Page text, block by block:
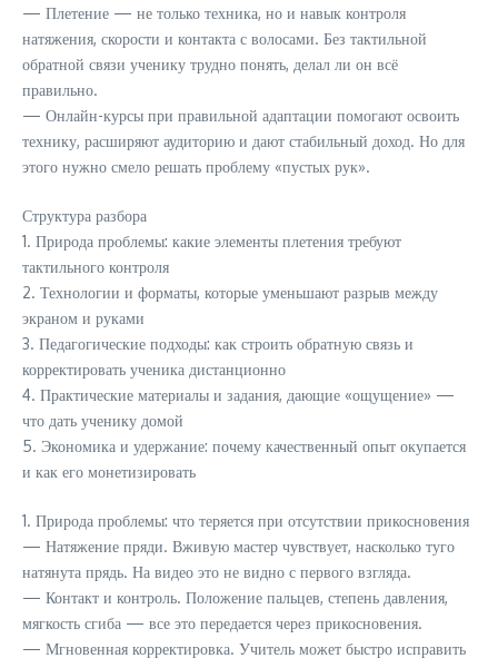
— Плетение — не только техника, но и навык контроля
натяжения, скорости и контакта с волосами. Без тактильной
обратной связи ученику трудно понять, делал ли он всё
правильно.
— Онлайн-курсы при правильной адаптации помогают освоить
технику, расширяют аудиторию и дают стабильный доход. Но для
этого нужно смело решать проблему «пустых рук».
Структура разбора
1. Природа проблемы: какие элементы плетения требуют
тактильного контроля
2. Технологии и форматы, которые уменьшают разрыв между
экраном и руками
3. Педагогические подходы: как строить обратную связь и
корректировать ученика дистанционно
4. Практические материалы и задания, дающие «ощущение» —
что дать ученику домой
5. Экономика и удержание: почему качественный опыт окупается
и как его монетизировать
1. Природа проблемы: что теряется при отсутствии прикосновения
— Натяжение пряди. Вживую мастер чувствует, насколько туго
натянута прядь. На видео это не видно с первого взгляда.
— Контакт и контроль. Положение пальцев, степень давления,
мягкость сгиба — все это передается через прикосновения.
— Мгновенная корректировка. Учитель может быстро исправить